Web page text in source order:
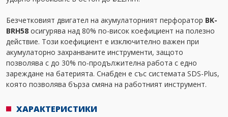
Безчетковият двигател на акумулаторният перфоратор BK-
BRH58 осигурява над 80% по-висок коефициент на полезно
действие. Този коефициент е изключително важен при
акумулаторно захранваните инструменти, защото
позволява с до 30% по-продължителна работа с едно
зареждане на батерията. Снабден е със системата SDS-Plus,
която позволява бърза смяна на работният инструмент.
ХАРАКТЕРИСТИКИ